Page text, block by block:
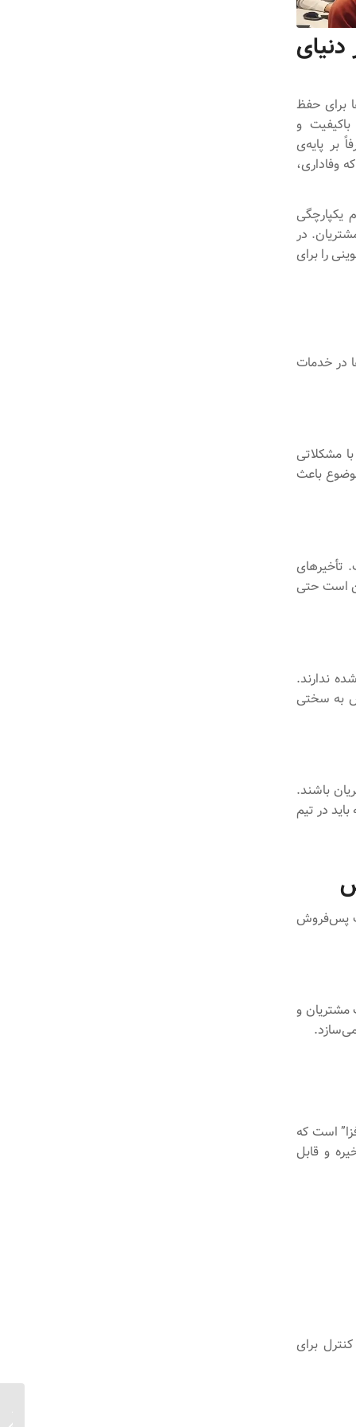
برای حفظ
و
بر پایه‌ی
وفاداری،
در
را برای
در خدمات
مشکلاتی
باعث
است حتی
ندارند.
به سختی
باشند.
در تیم
پس‌فروش
مشتریان و
است که
و قابل
برای